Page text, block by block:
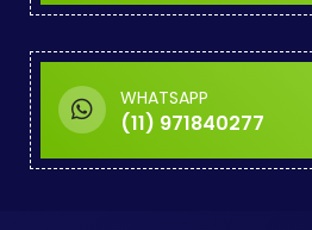
WHATSAPP
(11) 971840277